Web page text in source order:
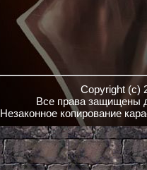
Copyright (c)
Все права защищены
Незаконное копирование